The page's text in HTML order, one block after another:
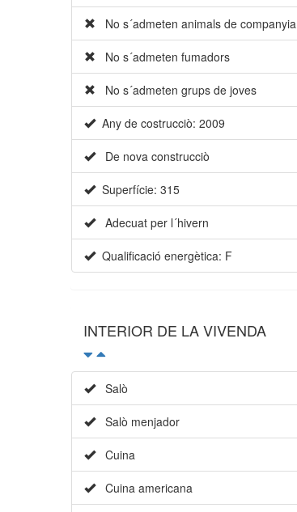
No s´admeten animals de companyia
No s´admeten fumadors
No s´admeten grups de joves
Any de costrucciò: 2009
De nova construcciò
Superfície: 315
Adecuat per l´hivern
Qualificació energètica: F
INTERIOR DE LA VIVENDA
Salò
Salò menjador
Cuina
Cuina americana